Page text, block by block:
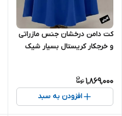
کت دامن درخشان جنس مازراتی
و خرجکار کریستال بسیار شیک
1,869,000
افزودن به سبد